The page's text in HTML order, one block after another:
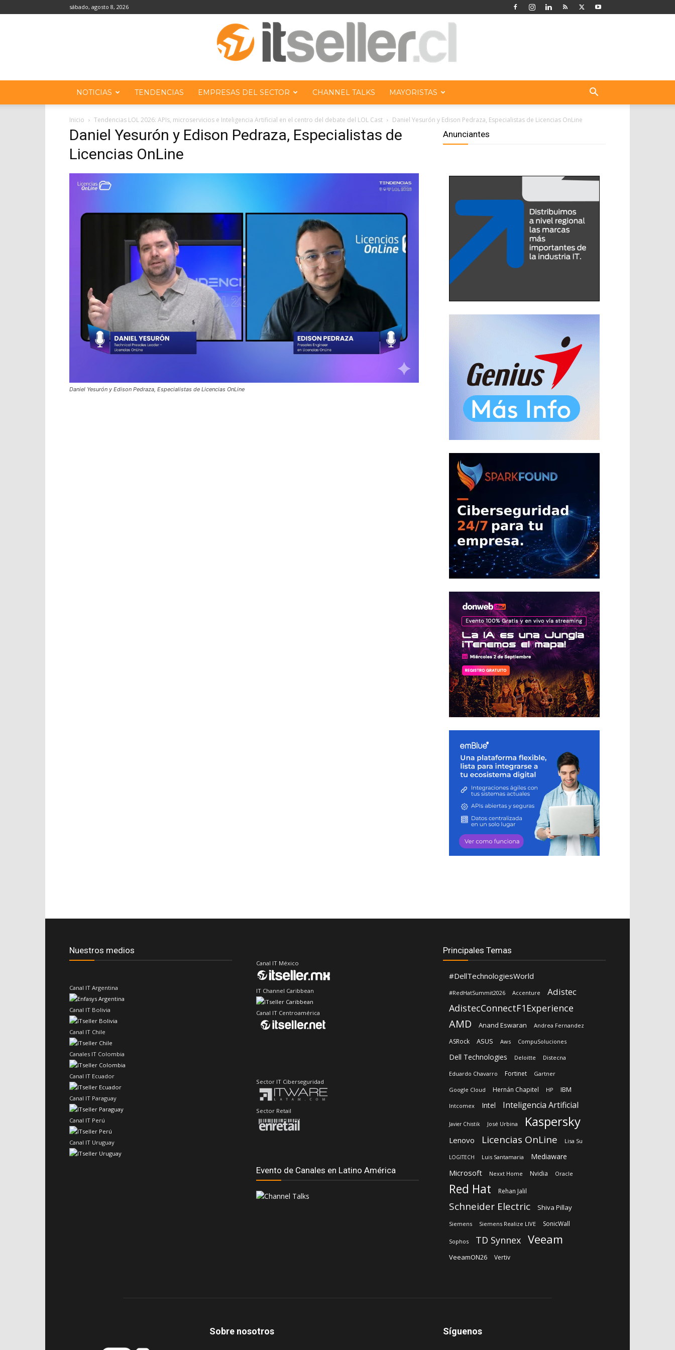
sábado, agosto 8, 2026
NOTICIAS TENDENCIAS EMPRESAS DEL SECTOR CHANNEL TALKS MAYORISTAS
Inicio Tendencias LOL 2026: APIs, microservicios e Inteligencia Artificial en el centro del debate del LOL Cast Daniel Yesurón y Edison Pedraza, Especialistas de Licencias OnLine
Daniel Yesurón y Edison Pedraza, Especialistas de
Licencias OnLine
Daniel Yesurón y Edison Pedraza, Especialistas de Licencias OnLine
Anunciantes
Nuestros medios
Canal IT Argentina
Canal IT Bolivia
Canal IT Chile
Canales IT Colombia
Canal IT Ecuador
Canal IT Paraguay
Canal IT Perú
Canal IT Uruguay
Canal IT México
IT Channel Caribbean
Canal IT Centroamérica
Sector IT Ciberseguridad
Sector Retail
Evento de Canales en Latino América
Principales Temas
#DellTechnologiesWorld
#RedHatSummit2026 Accenture Adistec
AdistecConnectF1Experience
AMD Anand Eswaran Andrea Fernandez
ASRock ASUS Aws CompuSoluciones
Dell Technologies Deloitte Distecna
Eduardo Chavarro Fortinet Gartner
Google Cloud Hernán Chapitel HP IBM
Intcomex Intel Inteligencia Artificial
Javier Chistik José Urbina Kaspersky
Lenovo Licencias OnLine Lisa Su
LOGITECH Luis Santamaria Mediaware
Microsoft Nexxt Home Nvidia Oracle
Red Hat Rehan Jalil
Schneider Electric Shiva Pillay
Siemens Siemens Realize LIVE SonicWall
Sophos TD Synnex Veeam
VeeamON26 Vertiv
Sobre nosotros Síguenos